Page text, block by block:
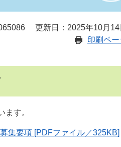
更新日：2025年10月
印刷ペ
す。
集要項 [PDFファイル／325KB]